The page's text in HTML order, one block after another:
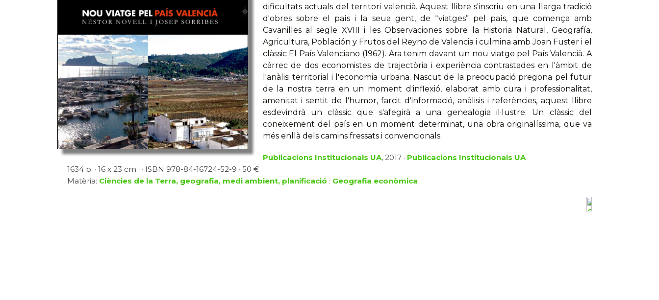
dificultats actuals del territori valencià. Aquest llibre s'inscriu en una llarga tradició
d'obres sobre el país i la seua gent, de “viatges” pel país, que comença amb
Cavanilles al segle XVIII i les Observaciones sobre la Historia Natural, Geografía,
Agricultura, Población y Frutos del Reyno de Valencia i culmina amb Joan Fuster i el
clàssic El País Valenciano (1962). Ara tenim davant un nou viatge pel País Valencià. A
càrrec de dos economistes de trajectòria i experiència contrastades en l'àmbit de
l'anàlisi territorial i l'economia urbana. Nascut de la preocupació pregona pel futur
de la nostra terra en un moment d'inflexió, elaborat amb cura i professionalitat,
amenitat i sentit de l'humor, farcit d'informació, anàlisis i referències, aquest llibre
esdevindrà un clàssic que s'afegirà a una genealogia il·lustre. Un clàssic del
coneixement del país en un moment determinat, una obra originalíssima, que va
més enllà dels camins fressats i convencionals.
Publicacions Institucionals UA, 2017 · Publicacions Institucionals UA
1634 p. · 16 x 23 cm · · ISBN 978-84-16724-52-9 · 50 €
Matèria: Ciències de la Terra, geografia, medi ambient, planificació : Geografia econòmica